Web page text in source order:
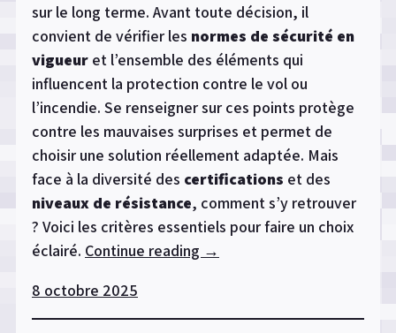
sur le long terme. Avant toute décision, il
convient de vérifier les normes de sécurité en
vigueur et l’ensemble des éléments qui
influencent la protection contre le vol ou
l’incendie. Se renseigner sur ces points protège
contre les mauvaises surprises et permet de
choisir une solution réellement adaptée. Mais
face à la diversité des certifications et des
niveaux de résistance, comment s’y retrouver
? Voici les critères essentiels pour faire un choix
éclairé. Continue reading « Les
sécurité
→
8 octobre 2025